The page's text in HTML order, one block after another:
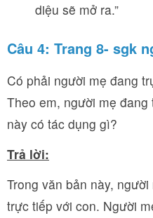
diệu sẽ mở ra.”
Câu 4: Trang 8- sgk
Có phải người mẹ đang
Theo em, người mẹ
này có tác dụng gì?
Trả lời:
Trong văn bản này,
trực tiếp với con. Người